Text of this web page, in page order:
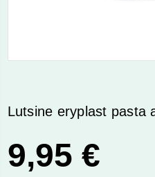
Lutsine eryplast pasta
9,95 €